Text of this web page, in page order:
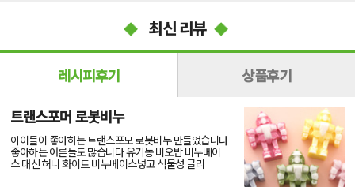
최신 리뷰
레시피후기 상품후기
트랜스포머 로봇비누
아이들이 좋아하는 트랜스포모 로봇비누 만들었습니다
좋아하는 어른들도 많습니다 유기농 비오밥 비누베이
스 대신 허니 화이트 비누베이스넣고 식물성 글리